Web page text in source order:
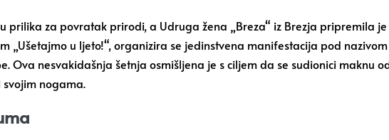
prilika za povratak prirodi, a Udruga žena „Breza“ iz Brezja pripremila
u ljeto!“, organizira se jedinstvena manifestacija pod nazivom
Ova nesvakidašnja šetnja osmišljena je s ciljem da se sudionici maknu
nogama.